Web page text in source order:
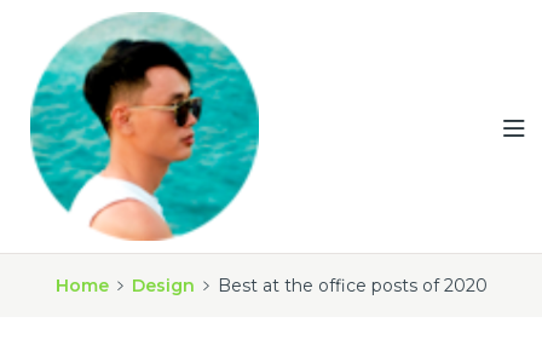
Home Design Best at the office posts of 2020